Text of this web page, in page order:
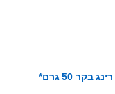
50 גרם*